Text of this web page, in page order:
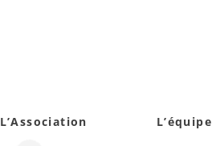
L’Association L’équipe